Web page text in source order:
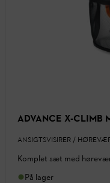
ANSIGTSVISIRER /
Komplet sæt med
På lager